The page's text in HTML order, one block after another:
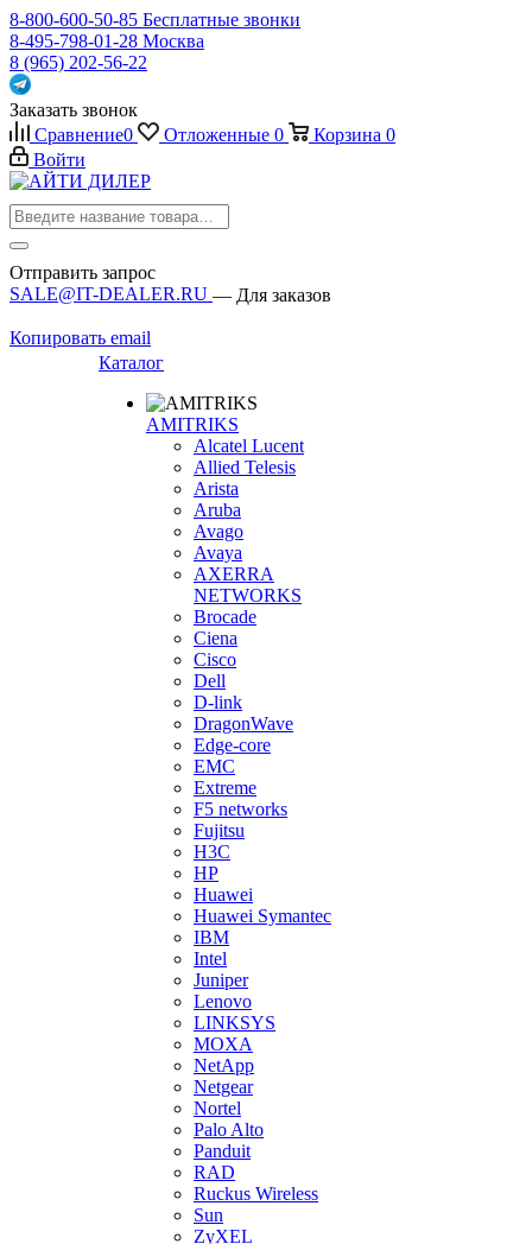
8-800-600-50-85 Бесплатные звонки
8-495-798-01-28 Москва
8 (965) 202-56-22
Заказать звонок
Сравнение0 Отложенные 0 Корзина 0
Войти
Отправить запрос
SALE@IT-DEALER.RU — Для заказов
Копировать email
Каталог
AMITRIKS
Alcatel Lucent
Allied Telesis
Arista
Aruba
Avago
Avaya
AXERRA
NETWORKS
Brocade
Ciena
Cisco
Dell
D-link
DragonWave
Edge-core
EMC
Extreme
F5 networks
Fujitsu
H3С
HP
Huawei
Huawei Symantec
IBM
Intel
Juniper
Lenovo
LINKSYS
MOXA
NetApp
Netgear
Nortel
Palo Alto
Panduit
RAD
Ruckus Wireless
Sun
ZyXEL